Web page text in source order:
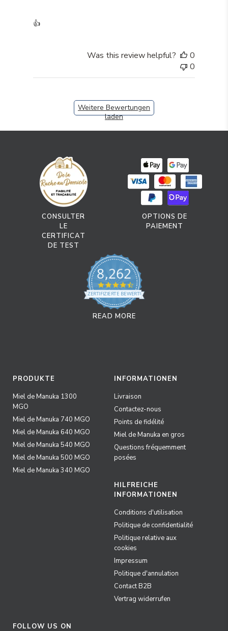
👍
read more about review content
Was this review helpful?
0
0
Weitere Bewertungen
laden
CONSULTER
LE
CERTIFICAT
DE TEST
OPTIONS DE
PAIEMENT
8,262
4.7 star rating
ZERTIFIZIERTE BEWERTUNGEN
READ MORE
PRODUKTE
Miel de Manuka 1300
MGO
Miel de Manuka 740 MGO
Miel de Manuka 640 MGO
Miel de Manuka 540 MGO
Miel de Manuka 500 MGO
Miel de Manuka 340 MGO
INFORMATIONEN
Livraison
Contactez-nous
Points de fidélité
Miel de Manuka en gros
Questions fréquemment
posées
HILFREICHE
INFORMATIONEN
Conditions d'utilisation
Politique de confidentialité
Politique relative aux
cookies
Impressum
Politique d'annulation
Contact B2B
Vertrag widerrufen
FOLLOW US ON